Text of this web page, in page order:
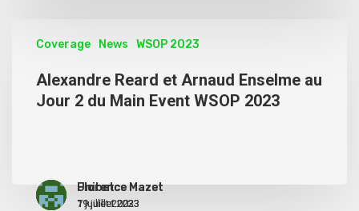
Unibet
19 juillet 2023
Florence Mazet
11 juillet 2023
Coverage News WSOP 2023
Alexandre Reard et Arnaud Enselme au
Jour 2 du Main Event WSOP 2023
Florence Mazet
7 juillet 2023